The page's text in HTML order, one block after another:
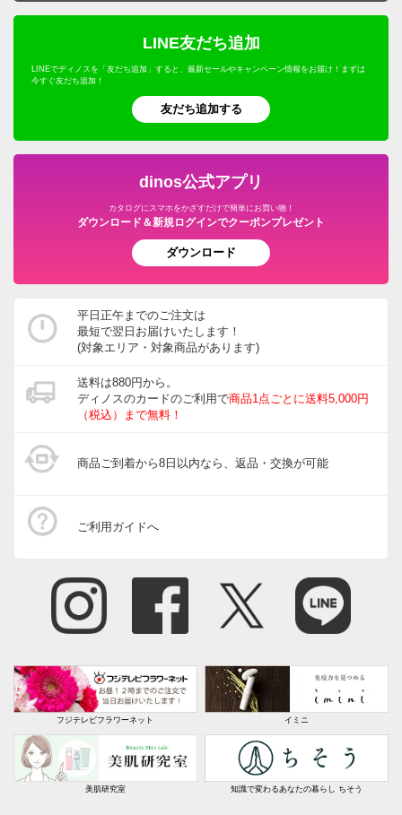
LINE友だち追加
LINEでディノスを「友だち追加」すると、最新セールやキャンペーン情報をお届け！まずは
今すぐ友だち追加！
友だち追加する
dinos公式アプリ
カタログにスマホをかざすだけで簡単にお買い物！
ダウンロード＆新規ログインでクーポンプレゼント
ダウンロード
平日正午までのご注文は
最短で翌日お届けいたします！
(対象エリア・対象商品があります)
送料は880円から。
ディノスのカードのご利用で商品1点ごとに送料5,000円
（税込）まで無料！
商品ご到着から8日以内なら、返品・交換が可能
ご利用ガイドへ
フジテレビフラワーネット イミニ
美肌研究室 知識で変わるあなたの暮らし ちそう